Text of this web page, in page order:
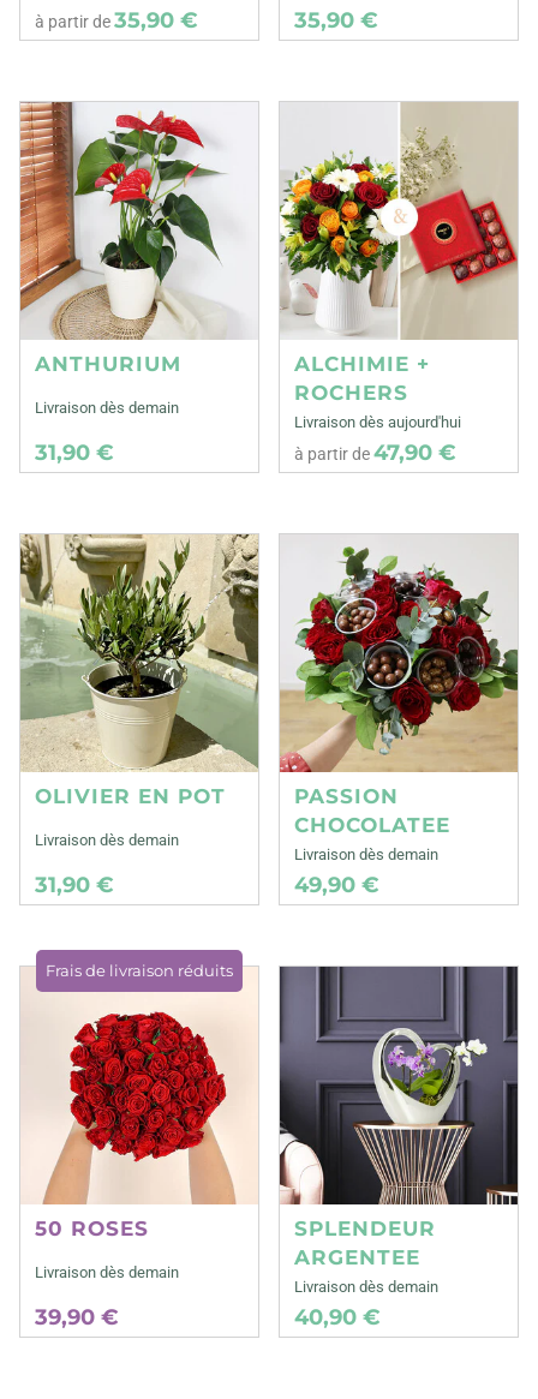
à partir de35,90 € 35,90 €
ANTHURIUM
Livraison dès demain
31,90 €
ALCHIMIE +
ROCHERS
Livraison dès aujourd'hui
à partir de47,90 €
OLIVIER EN POT
Livraison dès demain
31,90 €
PASSION
CHOCOLATEE
Livraison dès demain
49,90 €
Frais de livraison réduits
50 ROSES
Livraison dès demain
39,90 €
SPLENDEUR
ARGENTEE
Livraison dès demain
40,90 €